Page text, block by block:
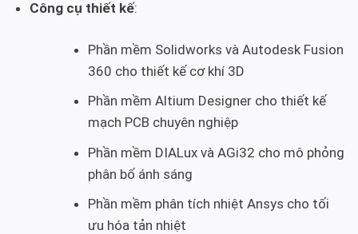
Công cụ thiết kế:
Phần mềm Solidworks và Autodesk Fusion
360 cho thiết kế cơ khí 3D
Phần mềm Altium Designer cho thiết kế
mạch PCB chuyên nghiệp
Phần mềm DIALux và AGi32 cho mô phỏng
phân bố ánh sáng
Phần mềm phân tích nhiệt Ansys cho tối
ưu hóa tản nhiệt